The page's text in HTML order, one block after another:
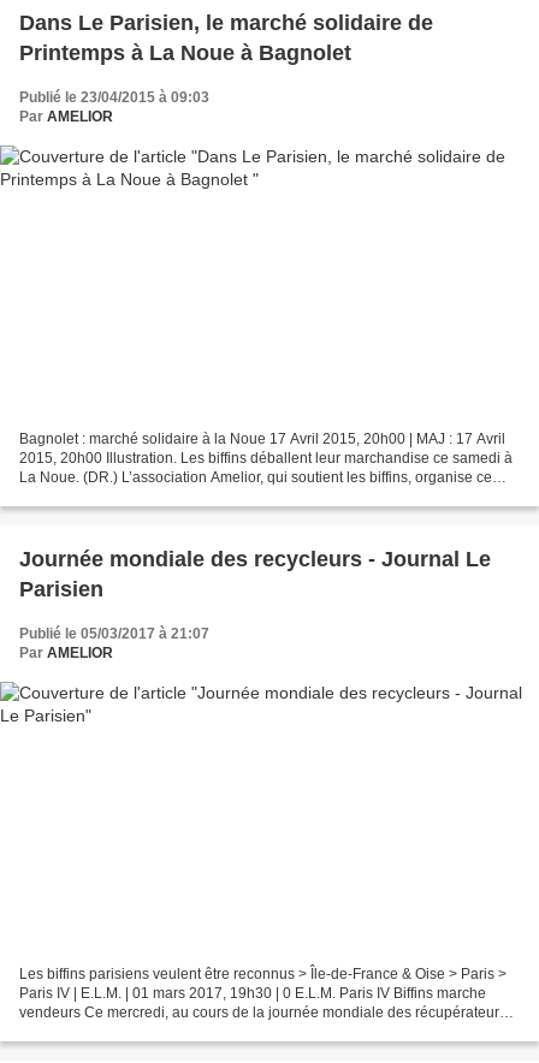
Dans Le Parisien, le marché solidaire de
Printemps à La Noue à Bagnolet
Publié le 23/04/2015 à 09:03
Par AMELIOR
Bagnolet : marché solidaire à la Noue 17 Avril 2015, 20h00 | MAJ : 17 Avril
2015, 20h00 Illustration. Les biffins déballent leur marchandise ce samedi à
La Noue. (DR.) L’association Amelior, qui soutient les biffins, organise ce
Journée mondiale des recycleurs - Journal Le
Parisien
Publié le 05/03/2017 à 21:07
Par AMELIOR
Les biffins parisiens veulent être reconnus > Île-de-France & Oise > Paris >
Paris IV | E.L.M. | 01 mars 2017, 19h30 | 0 E.L.M. Paris IV Biffins marche
vendeurs Ce mercredi, au cours de la journée mondiale des récupérateurs